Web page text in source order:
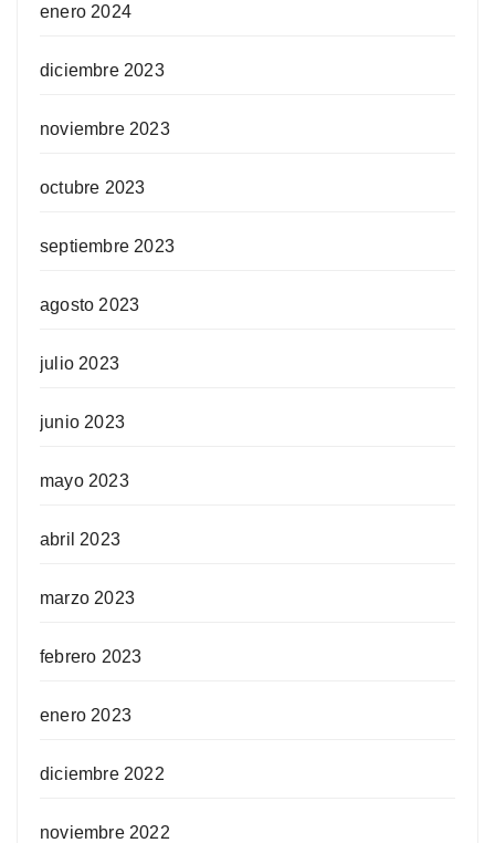
enero 2024
diciembre 2023
noviembre 2023
octubre 2023
septiembre 2023
agosto 2023
julio 2023
junio 2023
mayo 2023
abril 2023
marzo 2023
febrero 2023
enero 2023
diciembre 2022
noviembre 2022